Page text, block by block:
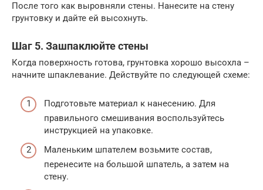
После того как выровняли стены. Нанесите на стену
грунтовку и дайте ей высохнуть.
Шаг 5. Зашпаклюйте стены
Когда поверхность готова, грунтовка хорошо высохла –
начните шпаклевание. Действуйте по следующей схеме:
Подготовьте материал к нанесению. Для
правильного смешивания воспользуйтесь
инструкцией на упаковке.
Маленьким шпателем возьмите состав,
перенесите на большой шпатель, а затем на
стену.